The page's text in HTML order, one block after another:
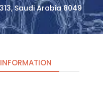
8049 Prince Muhammad Bin Abdulaziz Rd, Al Olaya, Riyadh 12313, Saudi Arabia
INFORMATION